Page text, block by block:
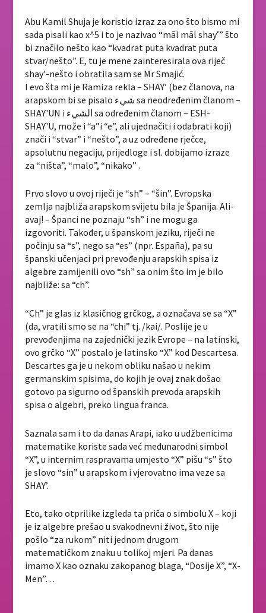
Abu Kamil Shuja je koristio izraz za ono što bismo mi
sada pisali kao x^5 i to je nazivao “māl māl shayʾ” što
bi značilo nešto kao “kvadrat puta kvadrat puta
stvar/nešto”. E, tu je mene zainteresirala ova riječ
shay’-nešto i obratila sam se Mr Smajić.
I evo šta mi je Ramiza rekla – SHAY’ (bez članova, na
arapskom bi se pisalo شيء sa neodređenim članom –
SHAY'UN i الشيء sa određenim članom – ESH-
SHAY'U, može i “a”i “e”, ali ujednačiti i odabrati koji)
znači i “stvar” i “nešto”, a uz određene rječce,
apsolutnu negaciju, prijedloge i sl. dobijamo izraze
za “ništa”, “malo”, “nikako” .
Prvo slovo u ovoj riječi je “sh” – “šin”. Evropska
zemlja najbliža arapskom svijetu bila je Španija. Ali-
avaj! – Španci ne poznaju “sh” i ne mogu ga
izgovoriti. Također, u španskom jeziku, riječi ne
počinju sa “s”, nego sa “es” (npr. España), pa su
španski učenjaci pri prevođenju arapskih spisa iz
algebre zamijenili ovo “sh” sa onim što im je bilo
najbliže: sa “ch”.
“Ch” je glas iz klasičnog grčkog, a označava se sa “X”
(da, vratili smo se na “chi” tj. /kai/. Poslije je u
prevođenjima na zajednički jezik Evrope – na latinski,
ovo grčko “X” postalo je latinsko “X” kod Descartesa.
Descartes ga je u nekom obliku našao u nekim
germanskim spisima, do kojih je ovaj znak došao
gotovo pa sigurno od španskih prevoda arapskih
spisa o algebri, preko lingua franca.
Saznala sam i to da danas Arapi, iako u udžbenicima
matematike koriste sada već međunarodni simbol
“X”, u internim raspravama umjesto “X” pišu “s” što
je slovo “sin” u arapskom i vjerovatno ima veze sa
SHAY’.
Eto, tako otprilike izgleda ta priča o simbolu X – koji
je iz algebre prešao u svakodnevni život, što nije
pošlo “za rukom” niti jednom drugom
matematičkom znaku u tolikoj mjeri. Pa danas
imamo X kao oznaku zakopanog blaga, “Dosije X”, “X-
Men”…